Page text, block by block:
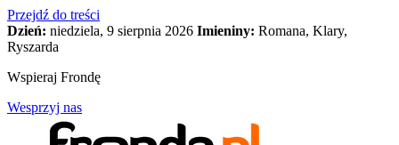
Przejdź do treści
Dzień: niedziela, 9 sierpnia 2026 Imieniny: Romana, Klary,
Ryszarda
Wspieraj Frondę
Wesprzyj nas